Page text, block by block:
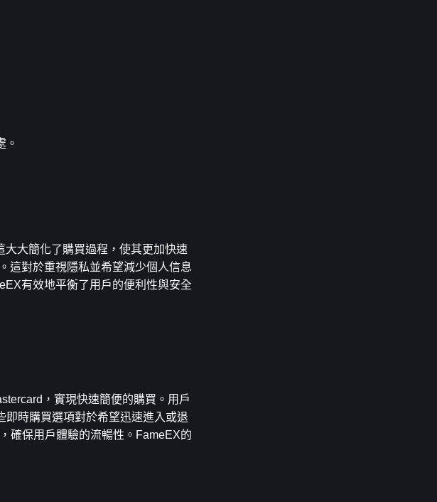
。
大簡化了購買過程，使其更加快速
這對於重視隱私並希望減少個人信息
有效地平衡了用戶的便利性與安全
，實現快速簡便的購買。用戶
時購買選項對於希望迅速進入或退
確保用戶體驗的流暢性。FameEX的